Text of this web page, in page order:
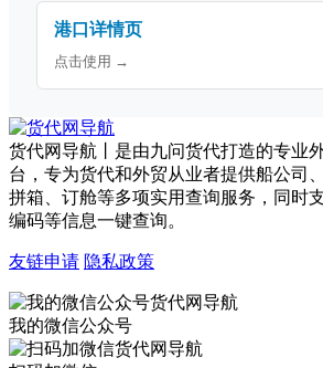
港口详情页
点击使用 →
货代网导航丨是由九问货代打造的专业
台，专为货代和外贸从业者提供船公司
拼箱、订舱等多项实用查询服务，同时
编码等信息一键查询。
友链申请 隐私政策
我的微信公众号